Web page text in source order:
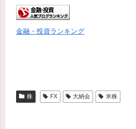
金融・投資ランキング
株 FX 大納会 米株